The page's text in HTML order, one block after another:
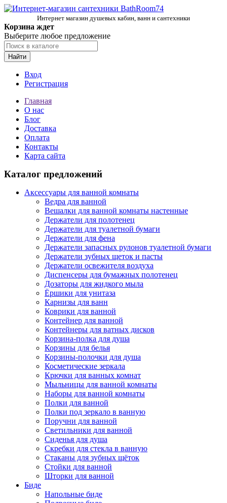
Интернет магазин душевых кабин, ванн и сантехники
Корзина ждет
Выберите любое предложение
Найти
Вход
Регистрация
Главная
О нас
Блог
Доставка
Оплата
Контакты
Карта сайта
Каталог предложений
Аксессуары для ванной комнаты
Ведра для ванной
Вешалки для ванной комнаты настенные
Держатели для полотенец
Держатели для туалетной бумаги
Держатели для фена
Держатели запасных рулонов туалетной бумаги
Держатели зубных щеток и пасты
Держатели освежителя воздуха
Диспенсеры для бумажных полотенец
Дозаторы для жидкого мыла
Ёршики для унитаза
Карнизы для ванн
Коврики для ванной
Контейнер для ванной
Контейнеры для ватных дисков
Корзина-полка для душа
Корзины для белья
Корзины-полочки для душа
Косметические зеркала
Крючки для ванных комнат
Мыльницы для ванной комнаты
Наборы для ванной комнаты
Полки для ванной
Полки под зеркало в ванную
Поручни для ванной
Светильники для ванной
Сиденья для душа
Скребки для стекла в ванную
Стаканы для зубных щёток
Стойки для ванной
Шторки для ванной
Биде
Напольные биде